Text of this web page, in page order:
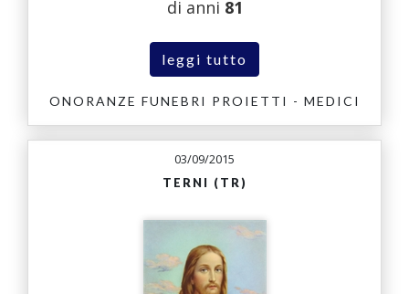
di anni 81
leggi tutto
ONORANZE FUNEBRI PROIETTI - MEDICI
03/09/2015
TERNI (TR)